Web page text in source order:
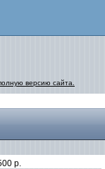
версию сайта.
р.